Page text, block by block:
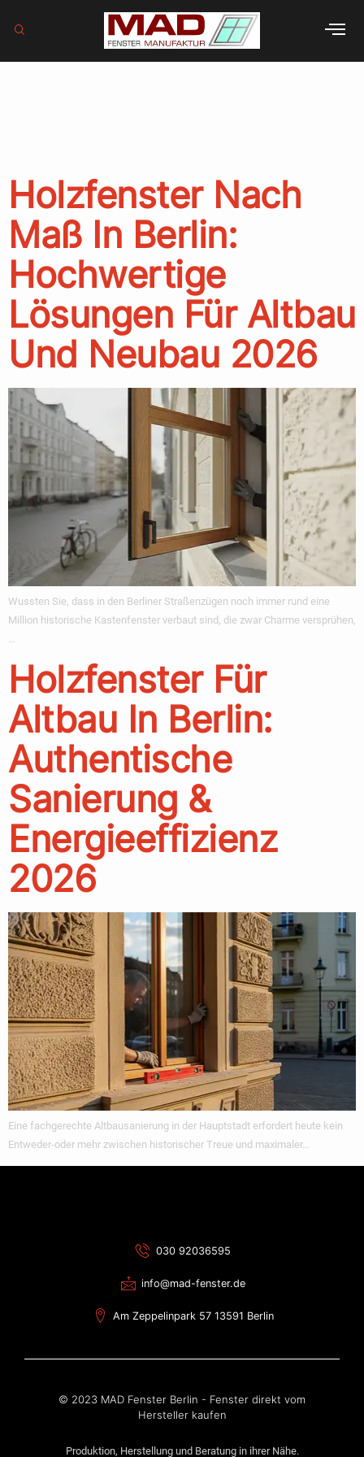
Holzfenster Nach
Maß In Berlin:
Hochwertige
Lösungen Für Altbau
Und Neubau 2026
Wussten Sie, dass in den Berliner Straßenzügen noch immer rund eine
Million historische Kastenfenster verbaut sind, die zwar Charme versprühen,
…
Holzfenster Für
Altbau In Berlin:
Authentische
Sanierung &
Energieeffizienz
2026
Eine fachgerechte Altbausanierung in der Hauptstadt erfordert heute kein
Entweder-oder mehr zwischen historischer Treue und maximaler…
030 92036595
info@mad-fenster.de
Am Zeppelinpark 57 13591 Berlin
© 2023 MAD Fenster Berlin - Fenster direkt vom
Hersteller kaufen
Produktion, Herstellung und Beratung in ihrer Nähe.